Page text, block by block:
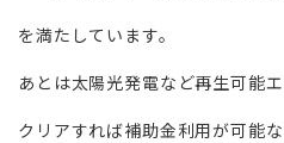
を満たしています。
あとは太陽光発電など再生可能
クリアすれば補助金利用が可能な